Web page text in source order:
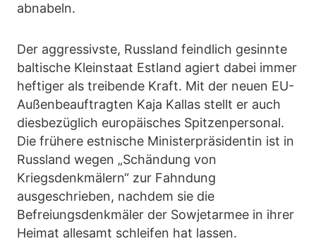
abnabeln.
Der aggressivste, Russland feindlich gesinnte
baltische Kleinstaat Estland agiert dabei immer
heftiger als treibende Kraft. Mit der neuen EU-
Außenbeauftragten Kaja Kallas stellt er auch
diesbezüglich europäisches Spitzenpersonal.
Die frühere estnische Ministerpräsidentin ist in
Russland wegen „Schändung von
Kriegsdenkmälern“ zur Fahndung
ausgeschrieben, nachdem sie die
Befreiungsdenkmäler der Sowjetarmee in ihrer
Heimat allesamt schleifen hat lassen.